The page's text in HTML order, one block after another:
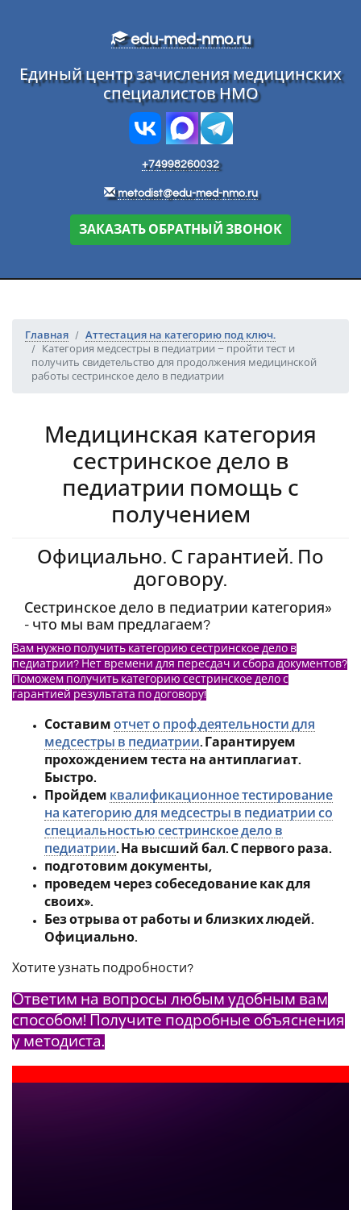
edu-med-nmo.ru
Единый центр зачисления медицинских
специалистов НМО
+74998260032
metodist@edu-med-nmo.ru
ЗАКАЗАТЬ ОБРАТНЫЙ ЗВОНОК
Главная
Аттестация на категорию под ключ.
Категория медсестры в педиатрии – пройти тест и
получить свидетельство для продолжения медицинской
работы сестринское дело в педиатрии
Медицинская категория
сестринское дело в
педиатрии помощь с
получением
Официально. С гарантией. По
договору.
Сестринское дело в педиатрии категория»
- что мы вам предлагаем?
Вам нужно получить категорию сестринское дело в
педиатрии? Нет времени для пересдач и сбора документов?
Поможем получить категорию сестринское дело с
гарантией результата по договору!
Составим отчет о проф.деятельности для
медсестры в педиатрии. Гарантируем
прохождением теста на антиплагиат.
Быстро.
Пройдем квалификационное тестирование
на категорию для медсестры в педиатрии со
специальностью сестринское дело в
педиатрии. На высший бал. С первого раза.
подготовим документы,
проведем через собеседование как для
своих».
Без отрыва от работы и близких людей.
Официально.
Хотите узнать подробности?
Ответим на вопросы любым удобным вам
способом! Получите подробные объяснения
у методиста.